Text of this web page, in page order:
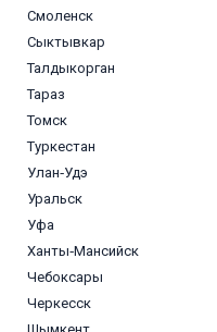
Смоленск
Сыктывкар
Талдыкорган
Тараз
Томск
Туркестан
Улан‑Удэ
Уральск
Уфа
Ханты‑Мансийск
Чебоксары
Черкесск